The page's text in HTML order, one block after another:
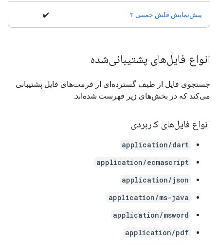
پیش‌نمایش فلش جمینی ۳ ✔️
انواع فایل‌های پشتیبانی‌شده
جستجوی فایل از طیف گسترده‌ای از فرمت‌های فایل پشتیبانی
می‌کند که در بخش‌های زیر فهرست شده‌اند.
انواع فایل‌های کاربردی
application/dart
application/ecmascript
application/json
application/ms-java
application/msword
application/pdf